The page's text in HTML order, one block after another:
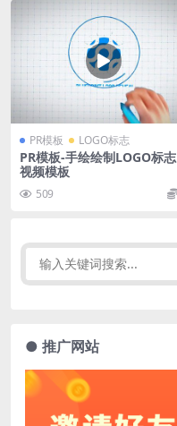
PR模板 LOGO标志
PR模板-手绘绘制LOGO标志
视频模板
509
● 推广网站